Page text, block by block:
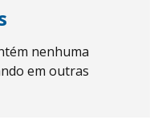
nenhuma
em outras